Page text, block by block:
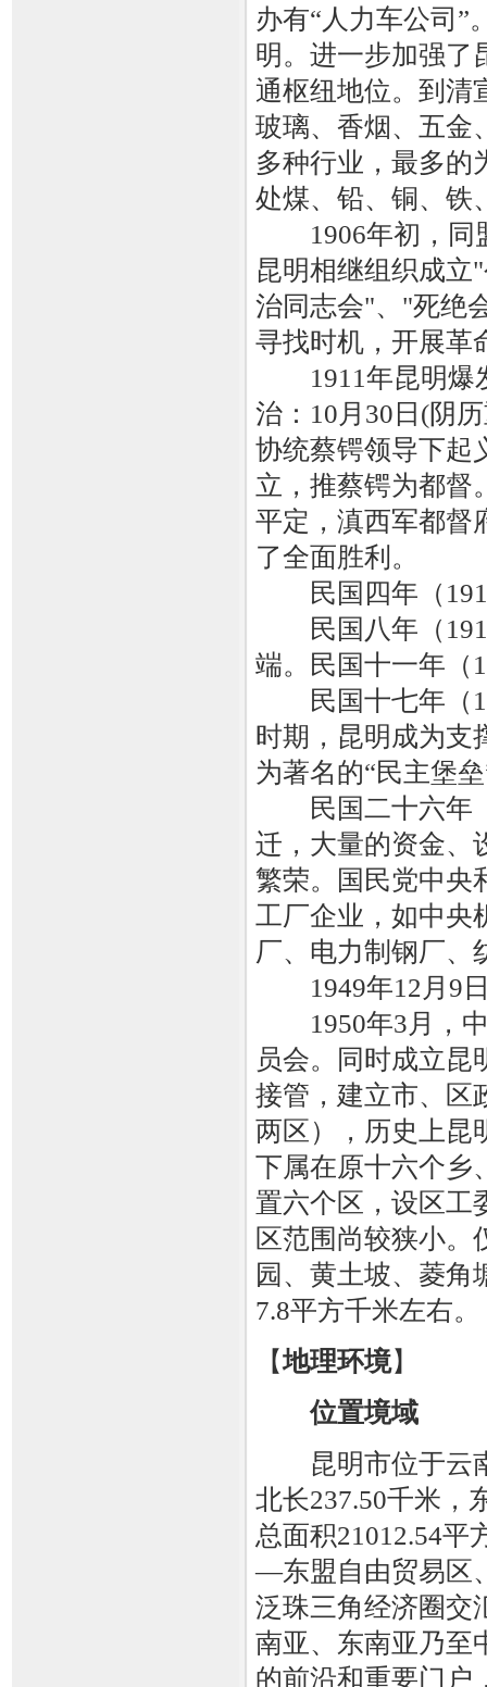
办有“人力车公司”
明。进一步加强了
通枢纽地位。到清
玻璃、香烟、五金
多种行业，最多的
处煤、铅、铜、铁
1906年初，同盟
昆明相继组织成
治同志会"、"死绝
寻找时机，开展革
1911年昆明爆发
治：10月30日(阴
协统蔡锷领导下起
立，推蔡锷为都督
平定，滇西军都督
了全面胜利。
民国四年（1915
民国八年（
端。民国十一年（
民国十七年（
时期，昆明成为支
为著名的“民主堡
民国二十六年（
迁，大量的资金、
繁荣。国民党中央
工厂企业，如中央
厂、电力制钢厂、
1949年12月9日
1950年3月，中
员会。同时成立
接管，建立市、区
两区），历史上昆
下属在原十六个乡
置六个区，设区工
区范围尚较狭小。
园、黄土坡、菱角
7.8平方千米左右。
【地理环境】
位置境域
昆明市位于云
北长237.50千米，
总面积21012.54平
—东盟自由贸易区
泛珠三角经济圈交
南亚、东南亚乃至
的前沿和重要门户